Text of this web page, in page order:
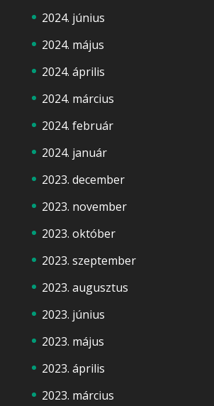
2024. június
2024. május
2024. április
2024. március
2024. február
2024. január
2023. december
2023. november
2023. október
2023. szeptember
2023. augusztus
2023. június
2023. május
2023. április
2023. március